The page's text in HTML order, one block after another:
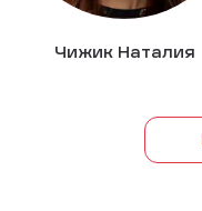
Чижик Наталия